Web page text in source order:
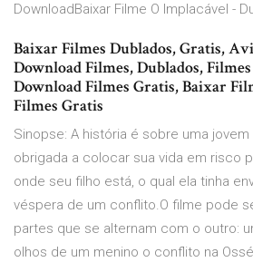
DownloadBaixar Filme O Implacável -
Baixar Filmes Dublados, Gratis,
Download Filmes, Dublados,
Download Filmes Gratis, Baixar
Filmes Gratis
Sinopse: A história é sobre uma
obrigada a colocar sua vida em risco
onde seu filho está, o qual ela tinha
véspera de um conflito.O filme pode
partes que se alternam com o outro:
olhos de um menino o conflito na